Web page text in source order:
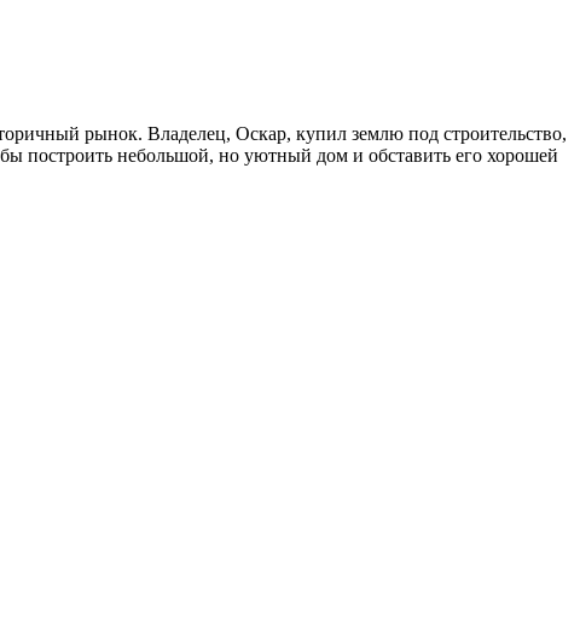
рынок. Владелец, Оскар, купил землю под строительство,
построить небольшой, но уютный дом и обставить его хорошей